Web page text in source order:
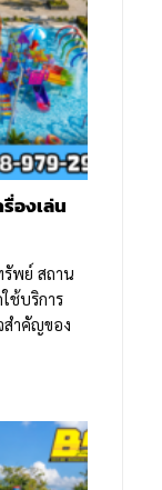
องเล่น
รัพย์ สถาน
ช้บริการ
สำคัญของ